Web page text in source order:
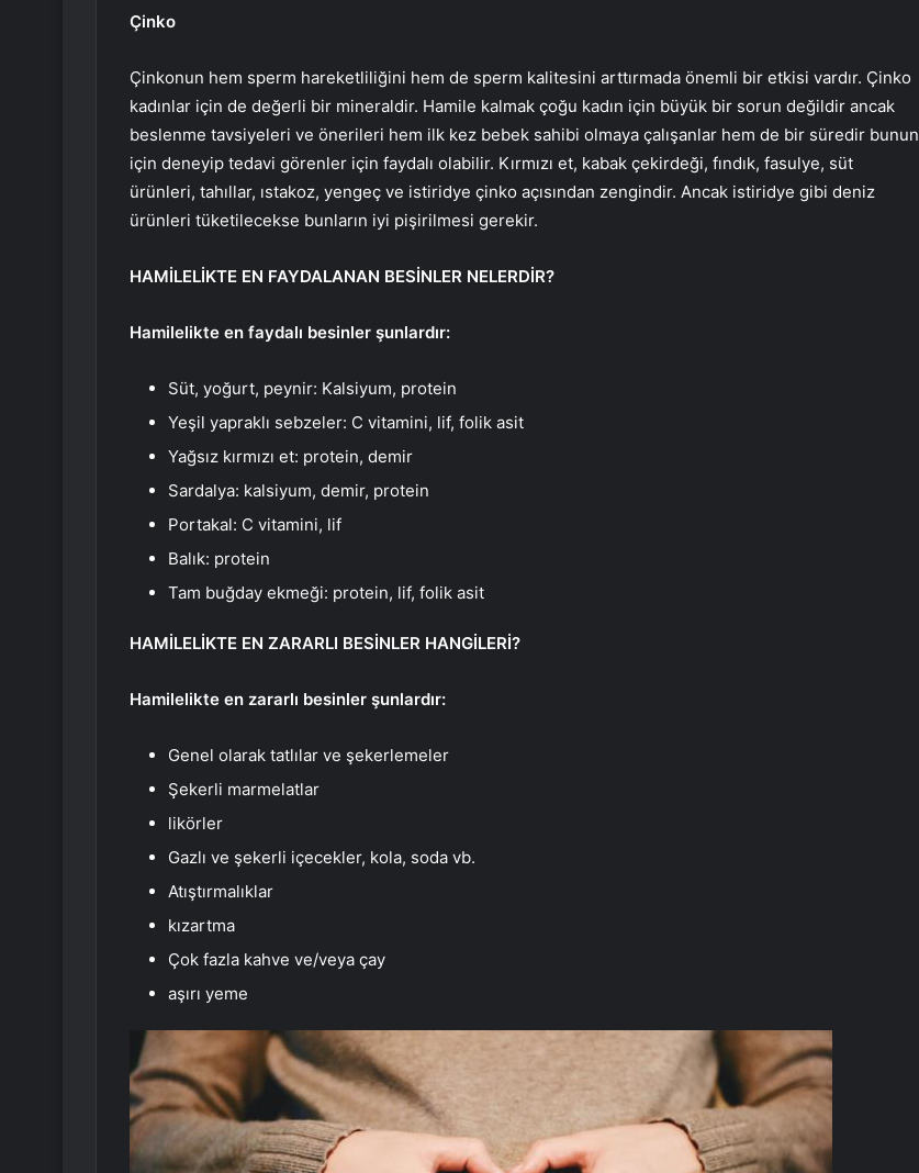
Çinko
Çinkonun hem sperm hareketliliğini hem de sperm kalitesini arttırmada önemli bir etkisi vardır. Çinko
kadınlar için de değerli bir mineraldir. Hamile kalmak çoğu kadın için büyük bir sorun değildir ancak
beslenme tavsiyeleri ve önerileri hem ilk kez bebek sahibi olmaya çalışanlar hem de bir süredir bunun
için deneyip tedavi görenler için faydalı olabilir. Kırmızı et, kabak çekirdeği, fındık, fasulye, süt
ürünleri, tahıllar, ıstakoz, yengeç ve istiridye çinko açısından zengindir. Ancak istiridye gibi deniz
ürünleri tüketilecekse bunların iyi pişirilmesi gerekir.
HAMİLELİKTE EN FAYDALANAN BESİNLER NELERDİR?
Hamilelikte en faydalı besinler şunlardır:
Süt, yoğurt, peynir: Kalsiyum, protein
Yeşil yapraklı sebzeler: C vitamini, lif, folik asit
Yağsız kırmızı et: protein, demir
Sardalya: kalsiyum, demir, protein
Portakal: C vitamini, lif
Balık: protein
Tam buğday ekmeği: protein, lif, folik asit
HAMİLELİKTE EN ZARARLI BESİNLER HANGİLERİ?
Hamilelikte en zararlı besinler şunlardır:
Genel olarak tatlılar ve şekerlemeler
Şekerli marmelatlar
likörler
Gazlı ve şekerli içecekler, kola, soda vb.
Atıştırmalıklar
kızartma
Çok fazla kahve ve/veya çay
aşırı yeme